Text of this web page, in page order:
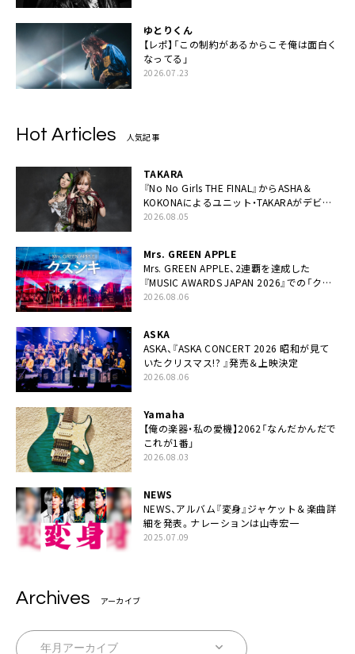
ゆとりくん
【レポ】「この制約があるからこそ俺は面白く
なってる」
2026.07.23
Hot Articles 人気記事
TAKARA
『No No Girls THE FINAL』からASHA＆
KOKONAによるユニット・TAKARAがデビュ
ー
2026.08.05
Mrs. GREEN APPLE
Mrs. GREEN APPLE、2連覇を達成した
『MUSIC AWARDS JAPAN 2026』での「クス
シキ」ライブパフォーマンスをYouTube公開
2026.08.06
ASKA
ASKA、『ASKA CONCERT 2026 昭和が見て
いたクリスマス!? 』発売＆上映決定
2026.08.06
Yamaha
【俺の楽器・私の愛機】2062「なんだかんだで
これが1番」
2026.08.03
NEWS
NEWS、アルバム『変身』ジャケット＆楽曲詳
細を発表。ナレーションは⼭寺宏⼀
2025.07.09
Archives アーカイブ